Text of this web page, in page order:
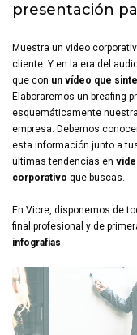
presentación
Muestra un video
cliente. Y en la era del
que con un vídeo que
Elaboraremos un breafing
esquemáticamente
empresa. Debemos
esta información junto a
últimas tendencias en
corporativo que buscas.
En Vicre, disponemos de
final profesional y de
infografías.
Video
Player